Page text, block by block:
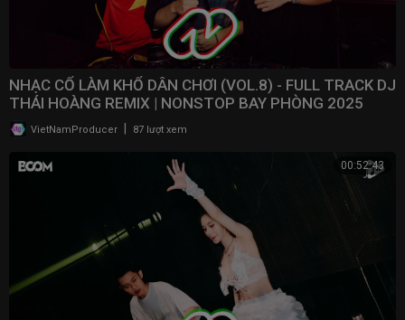
NHẠC CỔ LÀM KHỔ DÂN CHƠI (VOL.8) - FULL TRACK DJ
THÁI HOÀNG REMIX | NONSTOP BAY PHÒNG 2025
VietNamProducer 87 lượt xem
00:52:43